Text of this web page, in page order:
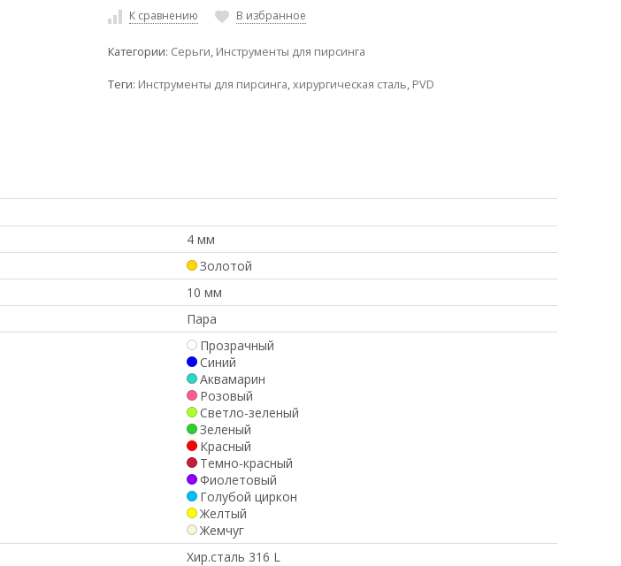
К сравнению В избранное
Категории: Серьги, Инструменты для пирсинга
Теги: Инструменты для пирсинга,хирургическая сталь, PVD
4 мм
Золотой
10 мм
Пара
Прозрачный
Синий
Аквамарин
Розовый
Светло-зеленый
Зеленый
Красный
Темно-красный
Фиолетовый
Голубой циркон
Желтый
Жемчуг
Хир.сталь 316 L